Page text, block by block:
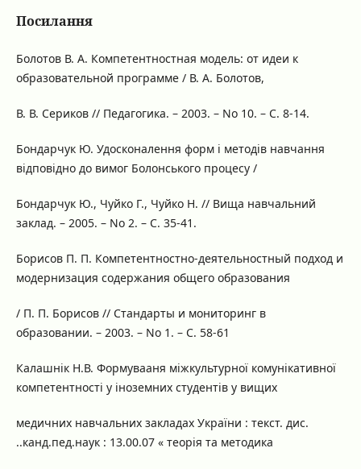
Посилання
Болотов В. А. Компетентностная модель: от идеи к
образовательной программе / В. А. Болотов,
В. В. Сериков // Педагогика. – 2003. – No 10. – С. 8-14.
Бондарчук Ю. Удосконалення форм і методів навчання
відповідно до вимог Болонського процесу /
Бондарчук Ю., Чуйко Г., Чуйко Н. // Вища навчальний
заклад. – 2005. – No 2. – С. 35-41.
Борисов П. П. Компетентностно-деятельностный подход и
модернизация содержания общего образования
/ П. П. Борисов // Стандарты и мониторинг в
образовании. – 2003. – No 1. – С. 58-61
Калашнік Н.В. Формувааня міжкультурної комунікативної
компетентності у іноземних студентів у вищих
медичних навчальних закладах України : текст. дис.
..канд.пед.наук : 13.00.07 « теорія та методика